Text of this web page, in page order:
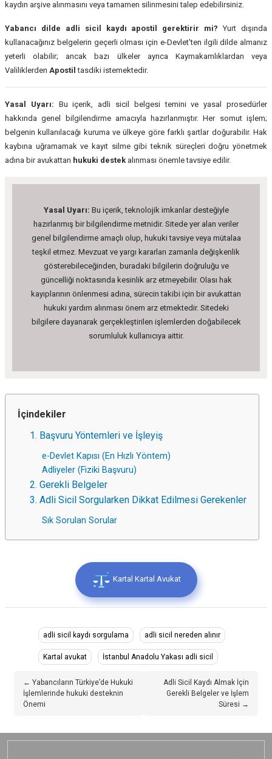
kaydın arşive alınmasını veya tamamen silinmesini talep edebilirsiniz.
Yabancı dilde adli sicil kaydı apostil gerektirir mi? Yurt dışında
kullanacağınız belgelerin geçerli olması için e-Devlet'ten ilgili dilde almanız
yeterli olabilir; ancak bazı ülkeler ayrıca Kaymakamlıklardan veya
Valiliklerden Apostil tasdiki istemektedir.
Yasal Uyarı: Bu içerik, adli sicil belgesi temini ve yasal prosedürler
hakkında genel bilgilendirme amacıyla hazırlanmıştır. Her somut işlem;
belgenin kullanılacağı kuruma ve ülkeye göre farklı şartlar doğurabilir. Hak
kaybına uğramamak ve kayıt silme gibi teknik süreçleri doğru yönetmek
adına bir avukattan hukuki destek alınması önemle tavsiye edilir.
Yasal Uyarı: Bu içerik, teknolojik imkanlar desteğiyle
hazırlanmış bir bilgilendirme metnidir. Sitede yer alan veriler
genel bilgilendirme amaçlı olup, hukuki tavsiye veya mütalaa
teşkil etmez. Mevzuat ve yargı kararları zamanla değişkenlik
gösterebileceğinden, buradaki bilgilerin doğruluğu ve
güncelliği noktasında kesinlik arz etmeyebilir. Olası hak
kayıplarının önlenmesi adına, sürecin takibi için bir avukattan
hukuki yardım alınması önem arz etmektedir. Sitedeki
bilgilere dayanarak gerçekleştirilen işlemlerden doğabilecek
sorumluluk kullanıcıya aittir.
İçindekiler
1. Başvuru Yöntemleri ve İşleyiş
e-Devlet Kapısı (En Hızlı Yöntem)
Adliyeler (Fiziki Başvuru)
2. Gerekli Belgeler
3. Adli Sicil Sorgularken Dikkat Edilmesi Gerekenler
Sık Sorulan Sorular
Kartal Kartal Avukat
adli sicil kaydı sorgulama adli sicil nereden alınır
Kartal avukat İstanbul Anadolu Yakası adli sicil
← Yabancıların Türkiye’de Hukuki
İşlemlerinde hukuki desteknin
Önemi
Adli Sicil Kaydı Almak İçin
Gerekli Belgeler ve İşlem
Süresi →